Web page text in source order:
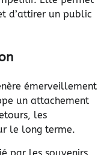
d’attirer un public
émerveillement
un attachement
les
le long terme.